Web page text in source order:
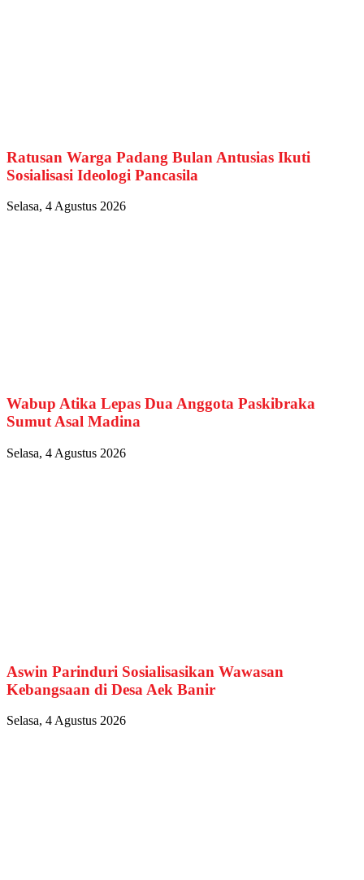
Ratusan Warga Padang Bulan Antusias Ikuti
Sosialisasi Ideologi Pancasila
Selasa, 4 Agustus 2026
Wabup Atika Lepas Dua Anggota Paskibraka
Sumut Asal Madina
Selasa, 4 Agustus 2026
Aswin Parinduri Sosialisasikan Wawasan
Kebangsaan di Desa Aek Banir
Selasa, 4 Agustus 2026